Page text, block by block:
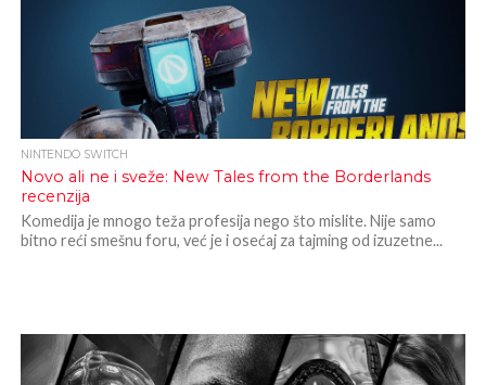
NINTENDO SWITCH
Novo ali ne i sveže: New Tales from the Borderlands
recenzija
Komedija je mnogo teža profesija nego što mislite. Nije samo
bitno reći smešnu foru, već je i osećaj za tajming od izuzetne...